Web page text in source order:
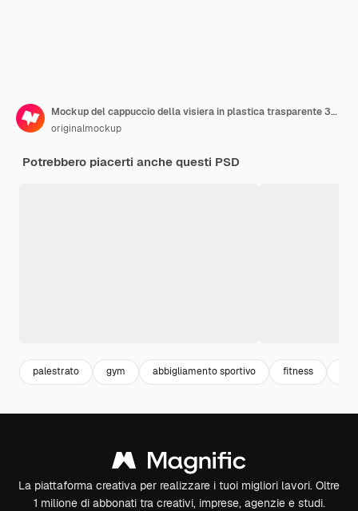
Mockup del cappuccio della visiera in plastica trasparente 34 Vista anteriore destra
originalmockup
Potrebbero piacerti anche questi PSD
palestrato gym abbigliamento sportivo fitness
La piattaforma creativa per realizzare i tuoi migliori lavori. Oltre
1 milione di abbonati tra creativi, imprese, agenzie e studi.